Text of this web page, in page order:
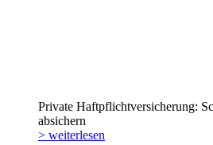
Private Haftpflicht­versicherung:
absichern
> weiterlesen